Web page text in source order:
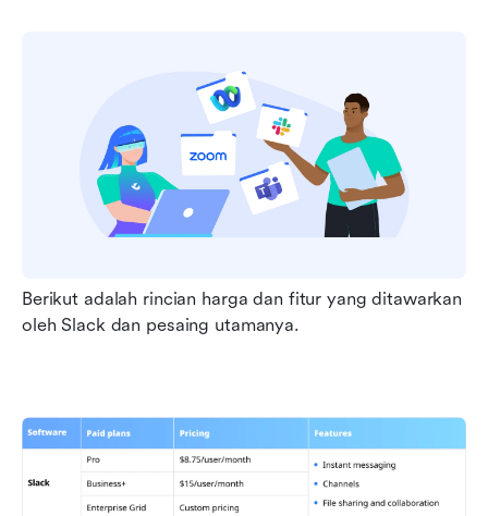
Berikut adalah rincian harga dan fitur yang ditawarkan
oleh Slack dan pesaing utamanya.